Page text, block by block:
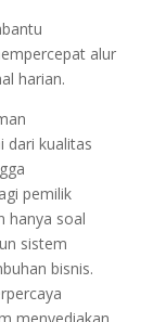
alur
harian.
dari kualitas
pemilik
hanya soal
sistem
bisnis.